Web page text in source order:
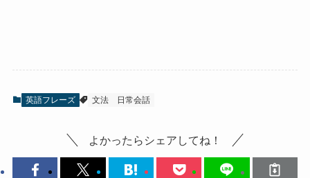
英語フレーズ 文法 日常会話
よかったらシェアしてね！